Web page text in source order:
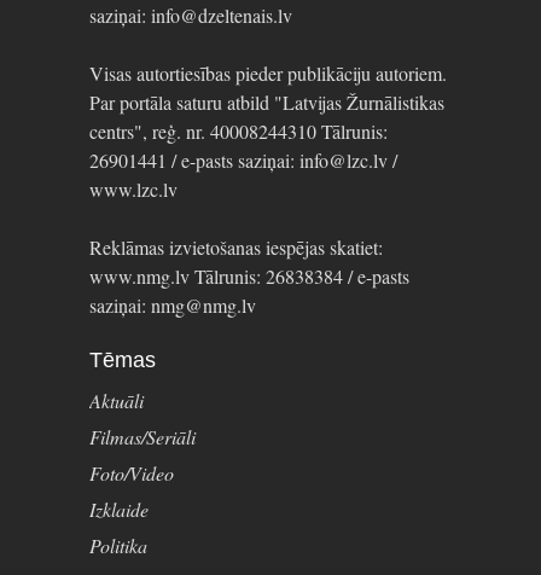
saziņai: info@dzeltenais.lv
Visas autortiesības pieder publikāciju autoriem.
Par portāla saturu atbild "Latvijas Žurnālistikas
centrs", reģ. nr. 40008244310 Tālrunis:
26901441 / e-pasts saziņai: info@lzc.lv /
www.lzc.lv
Reklāmas izvietošanas iespējas skatiet:
www.nmg.lv Tālrunis: 26838384 / e-pasts
saziņai: nmg@nmg.lv
Tēmas
Aktuāli
Filmas/Seriāli
Foto/Video
Izklaide
Politika